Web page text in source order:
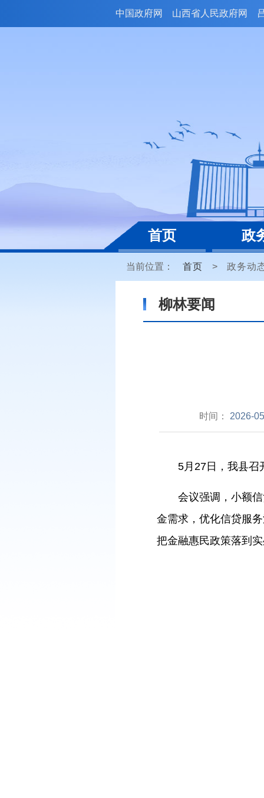
中国政府网 山西省人民政府网
首页 政
当前位置： 首页 > 政务动
柳林要闻
时间： 2026-
5月 27 日，我县
会议强调，小额
金需求，优化信贷服
把金融惠民政策落到